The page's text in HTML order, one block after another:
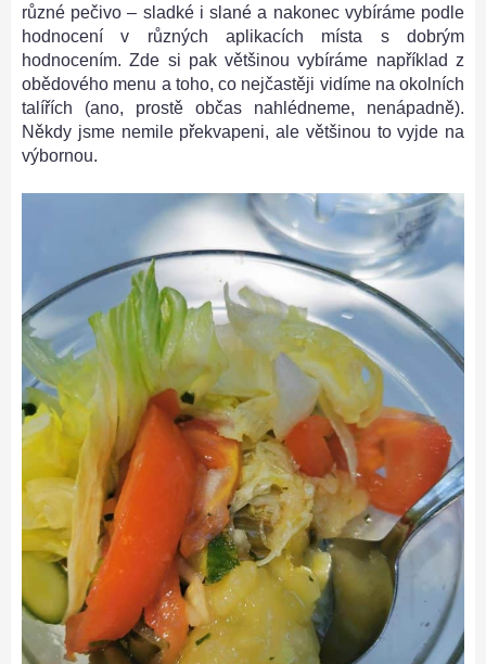
různé pečivo – sladké i slané a nakonec vybíráme podle
hodnocení v různých aplikacích místa s dobrým
hodnocením. Zde si pak většinou vybíráme například z
obědového menu a toho, co nejčastěji vidíme na okolních
talířích (ano, prostě občas nahlédneme, nenápadně).
Někdy jsme nemile překvapeni, ale většinou to vyjde na
výbornou.